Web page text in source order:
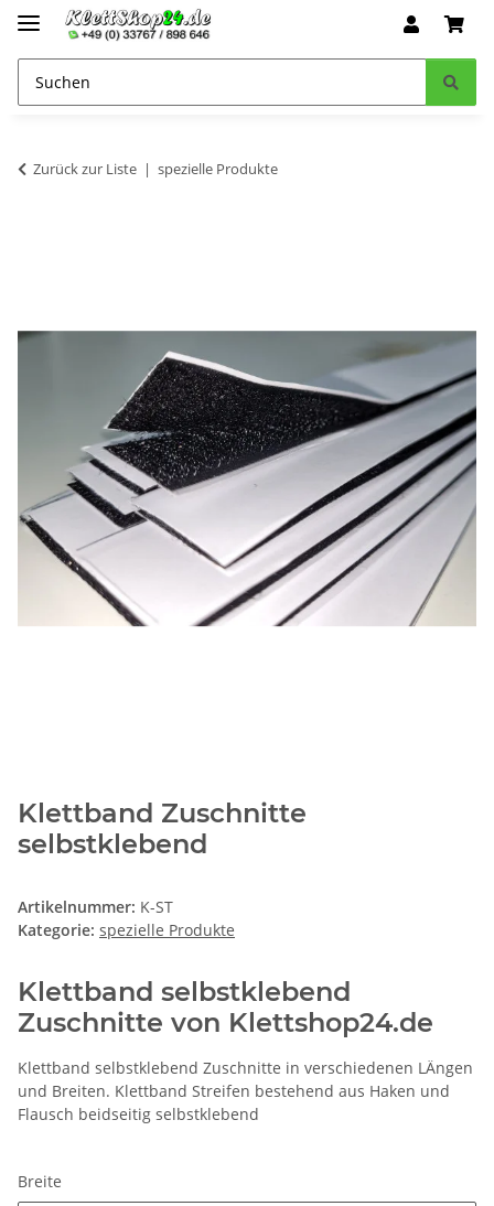
Zurück zur Liste spezielle Produkte
Klettband Zuschnitte
selbstklebend
Artikelnummer: K-ST
Kategorie: spezielle Produkte
Klettband selbstklebend
Zuschnitte von Klettshop24.de
Klettband selbstklebend Zuschnitte in verschiedenen LÄngen
und Breiten. Klettband Streifen bestehend aus Haken und
Flausch beidseitig selbstklebend
Breite